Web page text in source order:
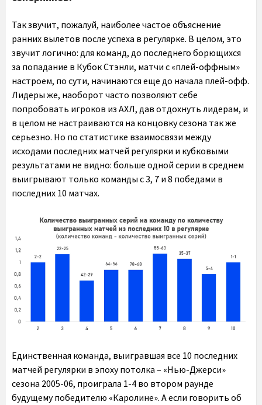
Так звучит, пожалуй, наиболее частое объяснение
ранних вылетов после успеха в регулярке. В целом, это
звучит логично: для команд, до последнего борющихся
за попадание в Кубок Стэнли, матчи с «плей-оффным»
настроем, по сути, начинаются еще до начала плей-офф.
Лидеры же, наоборот часто позволяют себе
попробовать игроков из АХЛ, дав отдохнуть лидерам, и
в целом не настраиваются на концовку сезона так же
серьезно. Но по статистике взаимосвязи между
исходами последних матчей регулярки и кубковыми
результатами не видно: больше одной серии в среднем
выигрывают только команды с 3, 7 и 8 победами в
последних 10 матчах.
Единственная команда, выигравшая все 10 последних
матчей регулярки в эпоху потолка – «Нью-Джерси»
сезона 2005-06, проиграла 1-4 во втором раунде
будущему победителю «Каролине». А если говорить об